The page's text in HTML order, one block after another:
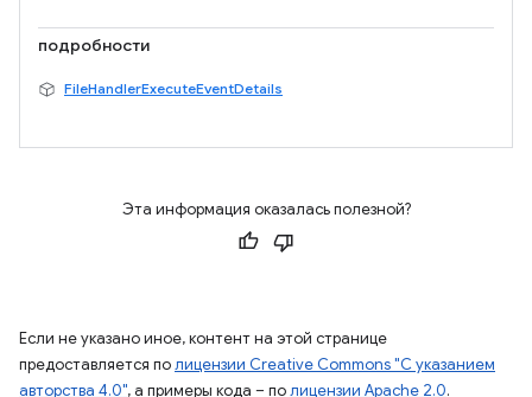
подробности
FileHandlerExecuteEventDetails
Эта информация оказалась полезной?
Если не указано иное, контент на этой странице
предоставляется полицензии Creative Commons "С указанием
авторства 4.0", а примеры кода – полицензии Apache 2.0.